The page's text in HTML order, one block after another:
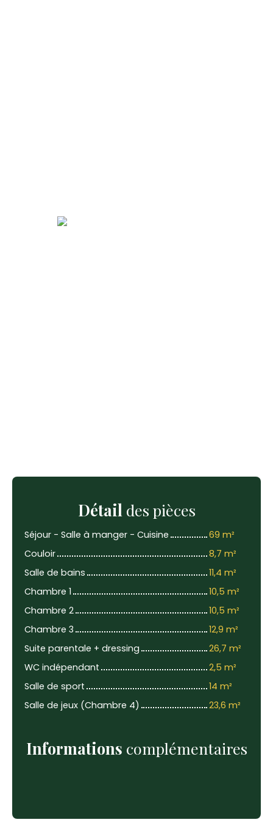
Détail des pièces
Séjour - Salle à manger - Cuisine
69 m²
Couloir
8,7 m²
Salle de bains
11,4 m²
Chambre 1
10,5 m²
Chambre 2
10,5 m²
Chambre 3
12,9 m²
Suite parentale + dressing
26,7 m²
WC indépendant
2,5 m²
Salle de sport
14 m²
Salle de jeux (Chambre 4)
23,6 m²
Informations complémentaires